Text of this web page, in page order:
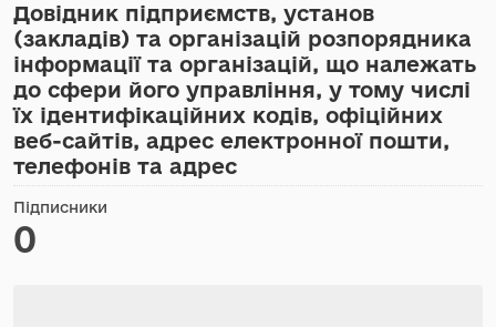
Довідник підприємств, установ
(закладів) та організацій розпорядника
інформації та організацій, що належать
до сфери його управління, у тому числі
їх ідентифікаційних кодів, офіційних
веб-сайтів, адрес електронної пошти,
телефонів та адрес
Підписники
0